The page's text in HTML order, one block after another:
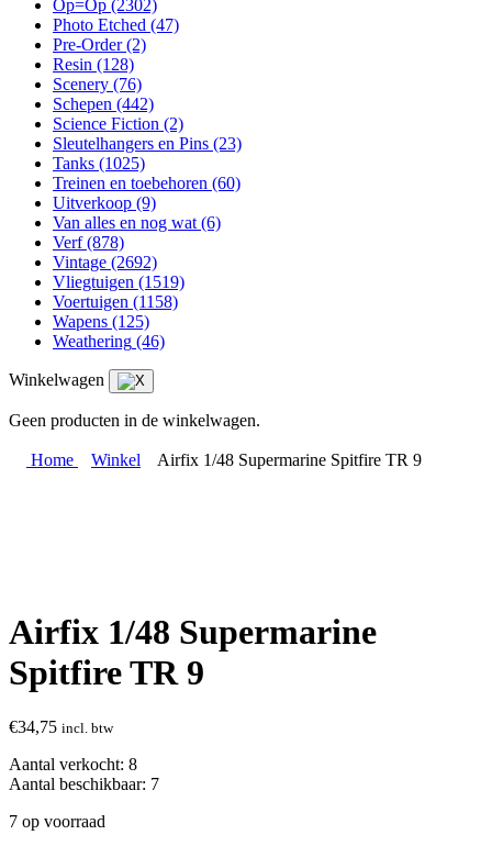
Op=Op (2302)
Photo Etched (47)
Pre-Order (2)
Resin (128)
Scenery (76)
Schepen (442)
Science Fiction (2)
Sleutelhangers en Pins (23)
Tanks (1025)
Treinen en toebehoren (60)
Uitverkoop (9)
Van alles en nog wat (6)
Verf (878)
Vintage (2692)
Vliegtuigen (1519)
Voertuigen (1158)
Wapens (125)
Weathering (46)
Winkelwagen
Geen producten in de winkelwagen.
Home Winkel Airfix 1/48 Supermarine Spitfire TR 9
Airfix 1/48 Supermarine
Spitfire TR 9
€34,75 incl. btw
Aantal verkocht: 8
Aantal beschikbaar: 7
7 op voorraad